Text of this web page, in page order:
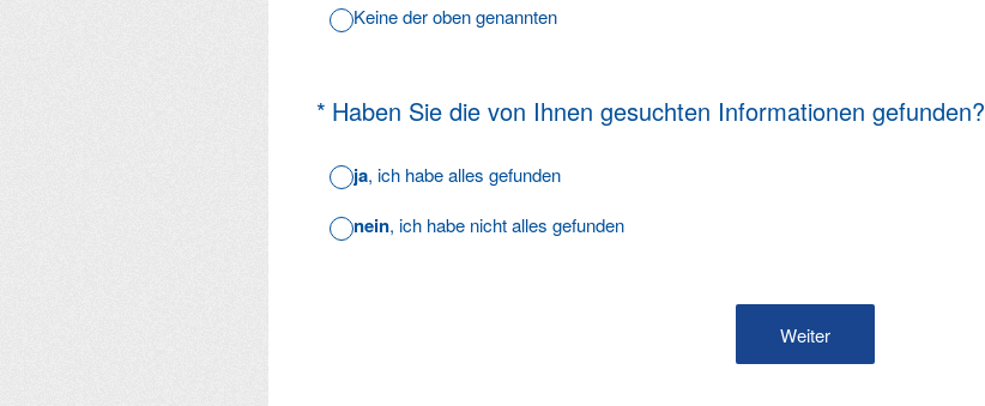
Keine der oben genannten
* Haben Sie die von Ihnen gesuchten Informationen gefunden?
(Erforderlich.)
ja, ich habe alles gefunden
nein, ich habe nicht alles gefunden
Weiter